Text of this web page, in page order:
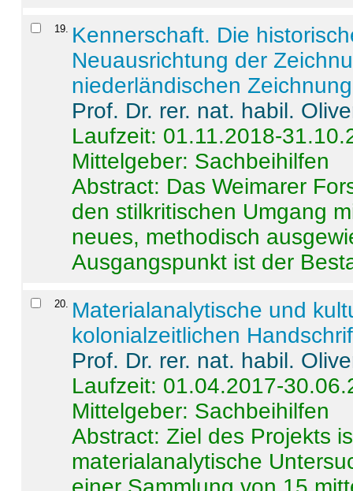
19
Kennerschaft. Die
Neuausrichtung der
niederländischen
Prof. Dr. rer. nat. habil.
Laufzeit: 01.11.2018-
Mittelgeber: Sachbeihilfen
Abstract: Das Weimarer
den stilkritischen Umgang
neues, methodisch
Ausgangspunkt ist der
20
Materialanalytische und
kolonialzeitlichen
Prof. Dr. rer. nat. habil.
Laufzeit: 01.04.2017-
Mittelgeber: Sachbeihilfen
Abstract:Ziel des Projekts
materialanalytische